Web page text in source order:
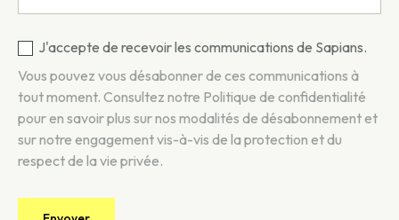
J'accepte de recevoir les communications de Sapians.
Vous pouvez vous désabonner de ces communications à
tout moment. Consultez notre Politique de confidentialité
pour en savoir plus sur nos modalités de désabonnement et
sur notre engagement vis-à-vis de la protection et du
respect de la vie privée.